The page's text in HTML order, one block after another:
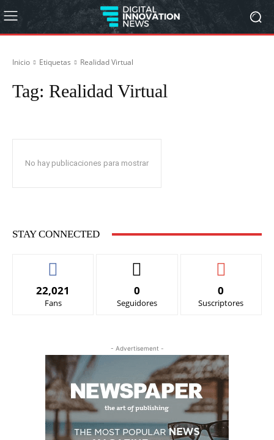
Inicio Etiquetas Realidad Virtual
Tag: Realidad Virtual
No hay publicaciones para mostrar
STAY CONNECTED
22,021
Fans
0
Seguidores
0
Suscriptores
- Advertisement -